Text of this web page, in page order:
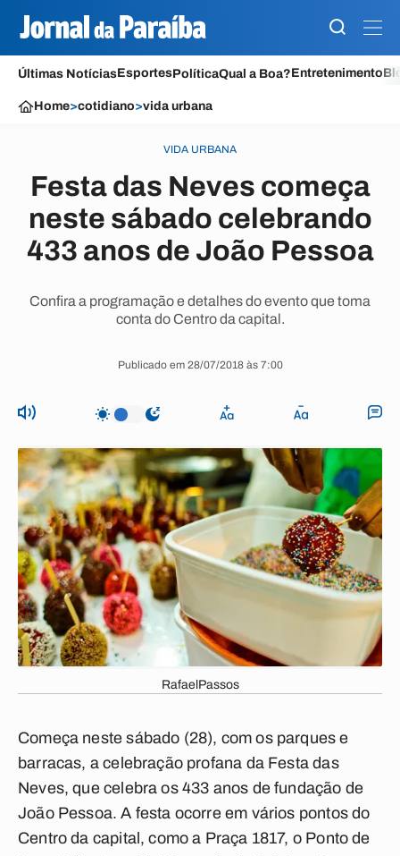
Últimas NotíciasEsportesPolíticaQual a Boa?Entretenimento
Home>cotidiano>vida urbana
VIDA URBANA
Festa das Neves começa
neste sábado celebrando
433 anos de João Pessoa
Confira a programação e detalhes do evento que toma
conta do Centro da capital.
Publicado em 28/07/2018 às 7:00
RafaelPassos
Começa neste sábado (28), com os parques e
barracas, a celebração profana da Festa das
Neves, que celebra os 433 anos de fundação de
João Pessoa. A festa ocorre em vários pontos do
Centro da capital, como a Praça 1817, o Ponto de